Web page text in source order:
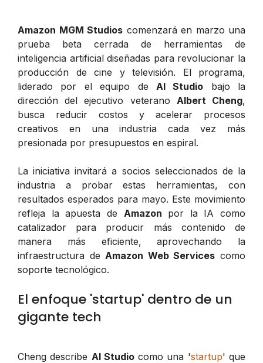
Amazon MGM Studios comenzará en marzo una
prueba beta cerrada de herramientas de
inteligencia artificial diseñadas para revolucionar la
producción de cine y televisión. El programa,
liderado por el equipo de AI Studio bajo la
dirección del ejecutivo veterano Albert Cheng,
busca reducir costos y acelerar procesos
creativos en una industria cada vez más
presionada por presupuestos en espiral.
La iniciativa invitará a socios seleccionados de la
industria a probar estas herramientas, con
resultados esperados para mayo. Este movimiento
refleja la apuesta de Amazon por la IA como
catalizador para producir más contenido de
manera más eficiente, aprovechando la
infraestructura de Amazon Web Services como
soporte tecnológico.
El enfoque 'startup' dentro de un
gigante tech
Cheng describe AI Studiocomo una 'startup' que